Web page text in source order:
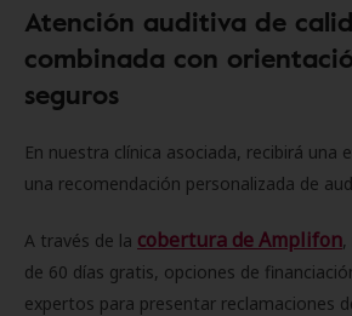
Atención auditiva de
combinada con
seguros
En nuestra clínica asociada, recibirá una
una recomendación personalizada de
A través de la cobertura de Amplifon,
de 60 días gratis, opciones de
expertos para presentar reclamaciones